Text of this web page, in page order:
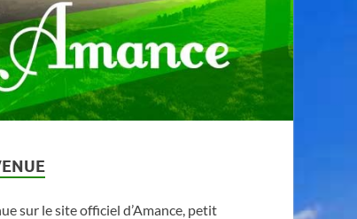
sur le site officiel d’Amance, petit